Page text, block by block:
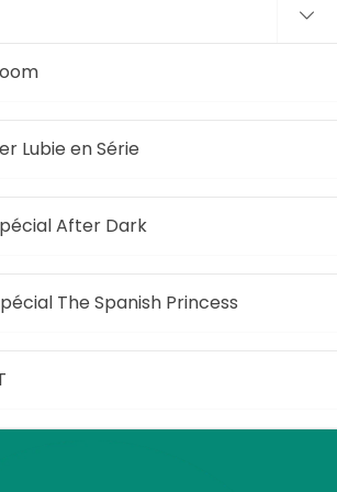
Lubie en Série
After Dark
The Spanish Princess